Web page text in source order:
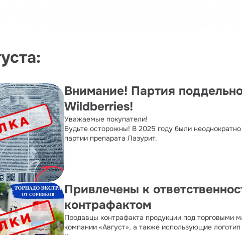
Внимание! Партия
Wildberries!
Уважаемые покупатели!
Будьте осторожны! В 2025 году были
партии препарата Лазурит.
Привлечены к
контрафактом
Продавцы контрафакта продукции под торговыми
компании «Август», а также использующие